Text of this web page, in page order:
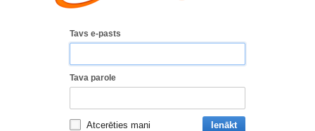
Tavs e-pasts
Tava parole
Atcerēties mani Ienākt